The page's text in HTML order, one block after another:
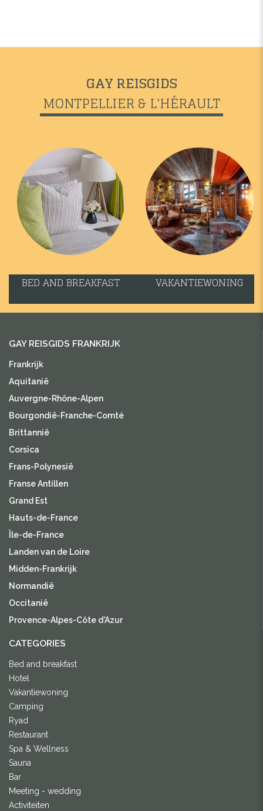
GAY REISGIDS
MONTPELLIER & L'HÉRAULT
BED AND BREAKFAST VAKANTIEWONING
GAY REISGIDS FRANKRIJK
Frankrijk
Aquitanië
Auvergne-Rhône-Alpen
Bourgondië-Franche-Comté
Brittannië
Corsica
Frans-Polynesië
Franse Antillen
Grand Est
Hauts-de-France
Île-de-France
Landen van de Loire
Midden-Frankrijk
Normandië
Occitanië
Provence-Alpes-Côte d'Azur
CATEGORIES
Bed and breakfast
Hotel
Vakantiewoning
Camping
Ryad
Restaurant
Spa & Wellness
Sauna
Bar
Meeting - wedding
Activiteiten